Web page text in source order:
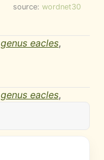
source: wordnet30
genus eacles,
genus eacles,